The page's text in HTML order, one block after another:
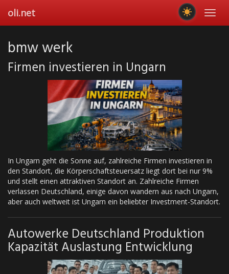
main
oli.net
bmw werk
Firmen investieren in Ungarn
In Ungarn geht die Sonne auf, zahlreiche Firmen investieren in
den Standort, die Körperschaftsteuersatz liegt dort bei nur 9%
und stellt einen attraktiven Standort an. Zahlreiche Firmen
verlassen Deutschland, einige davon wandern aus nach Ungarn,
aber auch weltweit ist Ungarn ein beliebter Investment-Standort.
Autowerke Deutschland Produktion
Kapazität Auslastung Entwicklung